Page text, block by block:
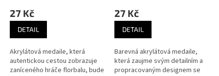
27 Kč
DETAIL
Akrylátová medaile, která
autentickou cestou zobrazuje
zaníceného hráče florbalu, bude
27 Kč
DETAIL
Barevná akrylátová medaile,
která zaujme svým detailním a
propracovaným designem se